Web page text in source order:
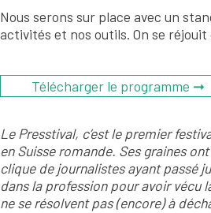
Nous serons sur place avec un
activités et nos outils. On se réjouit
Télécharger le programme ➞
Le Presstival, c’est le premier
en Suisse romande. Ses graines
clique de journalistes ayant passé
dans la profession pour avoir vécu
ne se résolvent pas (encore) à